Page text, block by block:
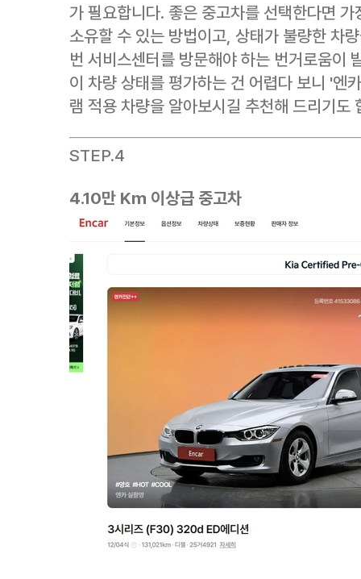
가 필요합니다. 좋은 중고차를 선택한다면
소유할 수 있는 방법이고, 상태가 불량한 차
번 서비스센터를 방문해야 하는 번거로움이
이 차량 상태를 평가하는 건 어렵다 보니 '엔
램 적용 차량을 알아보시길 추천해 드리기도
STEP.4
4.10만 Km 이상급 중고차